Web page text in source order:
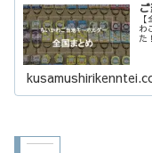
わ
た！